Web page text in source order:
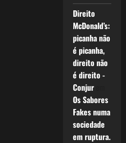
Direito
McDonald’s:
picanha não
é picanha,
direito não
é direito -
Conjurem
Os Sabores
Fakes numa
sociedade
em ruptura.